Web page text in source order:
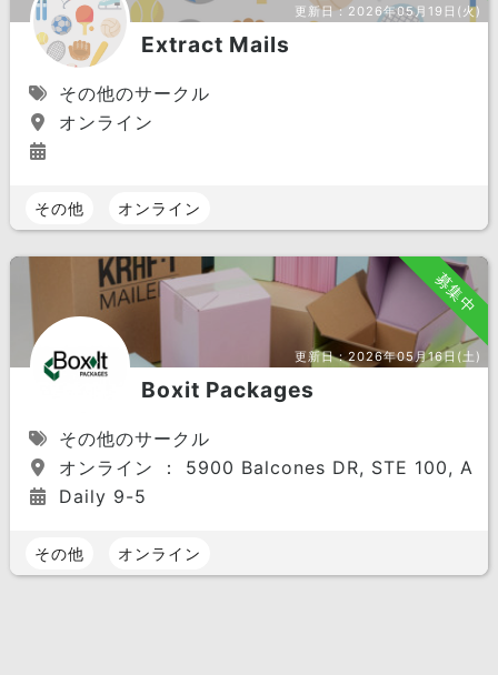
更新日： 2026年05月19日(火)
Extract Mails
その他のサークル
オンライン
その他 オンライン
募集中
更新日：2026年05月16日(土)
Boxit Packages
その他のサークル
オンライン ： 5900 Balcones DR, STE 100,
Daily 9-5
その他 オンライン